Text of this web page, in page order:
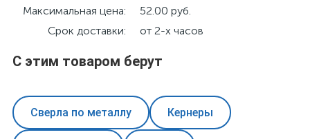
Максимальная цена:
52.00 руб.
Срок доставки:
от 2-х часов
С этим товаром берут
Сверла по металлу Кернеры